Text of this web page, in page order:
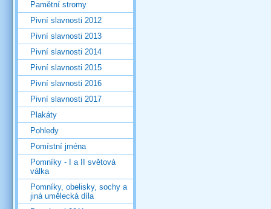
Pamětní stromy
Pivní slavnosti 2012
Pivní slavnosti 2013
Pivní slavnosti 2014
Pivní slavnosti 2015
Pivní slavnosti 2016
Pivní slavnosti 2017
Plakáty
Pohledy
Pomístní jména
Pomníky - I a II světová
válka
Pomníky, obelisky, sochy a
jiná umělecká díla